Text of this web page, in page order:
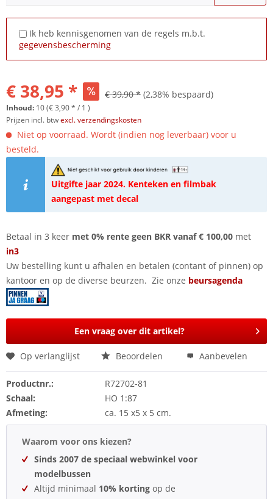
Ik heb kennisgenomen van de regels m.b.t.
gegevensbescherming
€ 38,95 * € 39,90 * (2,38% bespaard)
Inhoud: 10 (€ 3,90 * / 1 )
Prijzen incl. btwexcl. verzendingskosten
Niet op voorraad. Wordt (indien nog leverbaar) voor u
besteld.
Uitgifte jaar 2024. Kenteken en filmbak
aangepast met decal
Betaal in 3 keer met 0% rente geen BKR vanaf € 100,00 met
in3
Uw bestelling kunt u afhalen en betalen (contant of pinnen) op
kantoor en op de diverse beurzen. Zie onze beursagenda
Een vraag over dit artikel?
Op verlanglijst Beoordelen Aanbevelen
Productnr.:
R72702-81
Schaal:
HO 1:87
Afmeting:
ca. 15 x5 x 5 cm.
Waarom voor ons kiezen?
Sinds 2007 de speciaal webwinkel voor
modelbussen
Altijd minimaal 10% korting op de